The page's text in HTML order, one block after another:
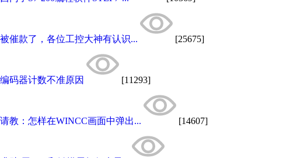
被催款了，各位工控大神有认识... [25675]
编码器计数不准原因 [11293]
请教：怎样在WINCC画面中弹出... [14607]